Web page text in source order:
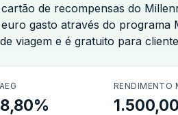
de recompensas do
gasto através do programa
viagem e é gratuito para
RENDIMENTO